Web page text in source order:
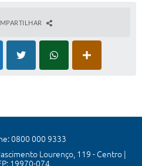
0800 000 9333
Lourenço, 119 - Centro |
19970-074